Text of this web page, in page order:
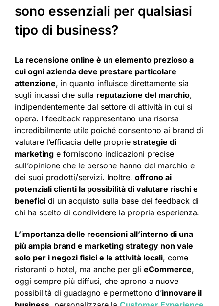
sono essenziali per qualsiasi
tipo di business?
La recensione online è un elemento prezioso a
cui ogni azienda deve prestare particolare
attenzione, in quanto influisce direttamente sia
sugli incassi che sulla reputazione del marchio,
indipendentemente dal settore di attività in cui si
opera. I feedback rappresentano una risorsa
incredibilmente utile poiché consentono ai brand di
valutare l’efficacia delle proprie strategie di
marketing e forniscono indicazioni precise
sull’opinione che le persone hanno del marchio e
dei suoi prodotti/servizi. Inoltre, offrono ai
potenziali clienti la possibilità di valutare rischi e
benefici di un acquisto sulla base dei feedback di
chi ha scelto di condividere la propria esperienza.
L’importanza delle recensioni all’interno di una
più ampia brand e marketing strategy non vale
solo per i negozi fisici e le attività locali, come
ristoranti o hotel, ma anche per gli eCommerce,
oggi sempre più diffusi, che aprono a nuove
possibilità di guadagno e permettono d’innovare il